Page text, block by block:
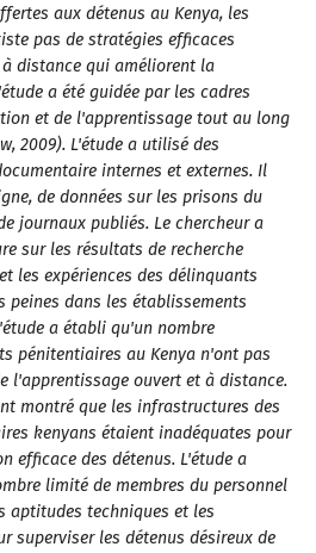
aux détenus au Kenya, les
pas de stratégies efficaces
distance qui améliorent la
a été guidée par les cadres
et de l'apprentissage tout au long
2009). L'étude a utilisé des
internes et externes. Il
de données sur les prisons du
journaux publiés. Le chercheur a
sur les résultats de recherche
les expériences des délinquants
peines dans les établissements
a établi qu'un nombre
pénitentiaires au Kenya n'ont pas
l'apprentissage ouvert et à distance.
montré que les infrastructures des
kenyans étaient inadéquates pour
efficace des détenus. L'étude a
limité de membres du personnel
aptitudes techniques et les
superviser les détenus désireux de